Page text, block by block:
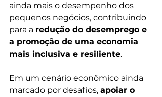
ainda mais o desempenho dos
pequenos negócios, contribuindo
para a redução do desemprego e
a promoção de uma economia
mais inclusiva e resiliente.
Em um cenário econômico ainda
marcado por desafios, apoiar o